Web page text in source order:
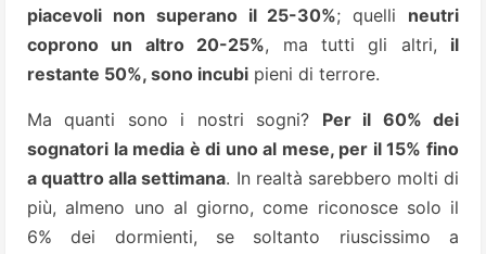
piacevoli non superano il 25-30%; quelli neutri
coprono un altro 20-25%, ma tutti gli altri, il
restante 50%, sono incubi pieni di terrore.
Ma quanti sono i nostri sogni? Per il 60% dei
sognatori la media è di uno al mese, per il 15% fino
a quattro alla settimana. In realtà sarebbero molti di
più, almeno uno al giorno, come riconosce solo il
6% dei dormienti, se soltanto riuscissimo a